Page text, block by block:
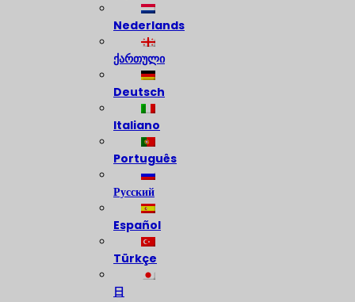
Nederlands
ქართული
Deutsch
Italiano
Português
Русский
Español
Türkçe
日